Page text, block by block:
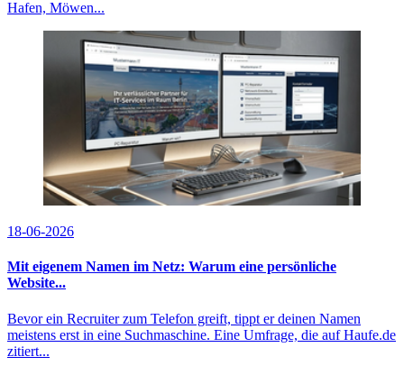
Hafen, Möwen...
18-06-2026
Mit eigenem Namen im Netz: Warum eine persönliche
Website...
Bevor ein Recruiter zum Telefon greift, tippt er deinen Namen
meistens erst in eine Suchmaschine. Eine Umfrage, die auf Haufe.de
zitiert...